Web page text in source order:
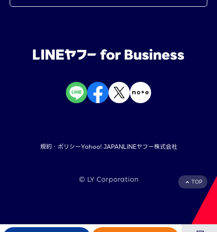
TOP
規約・ポリシーYahoo! JAPANLINEヤフー株式会社
©︎ LY Corporation